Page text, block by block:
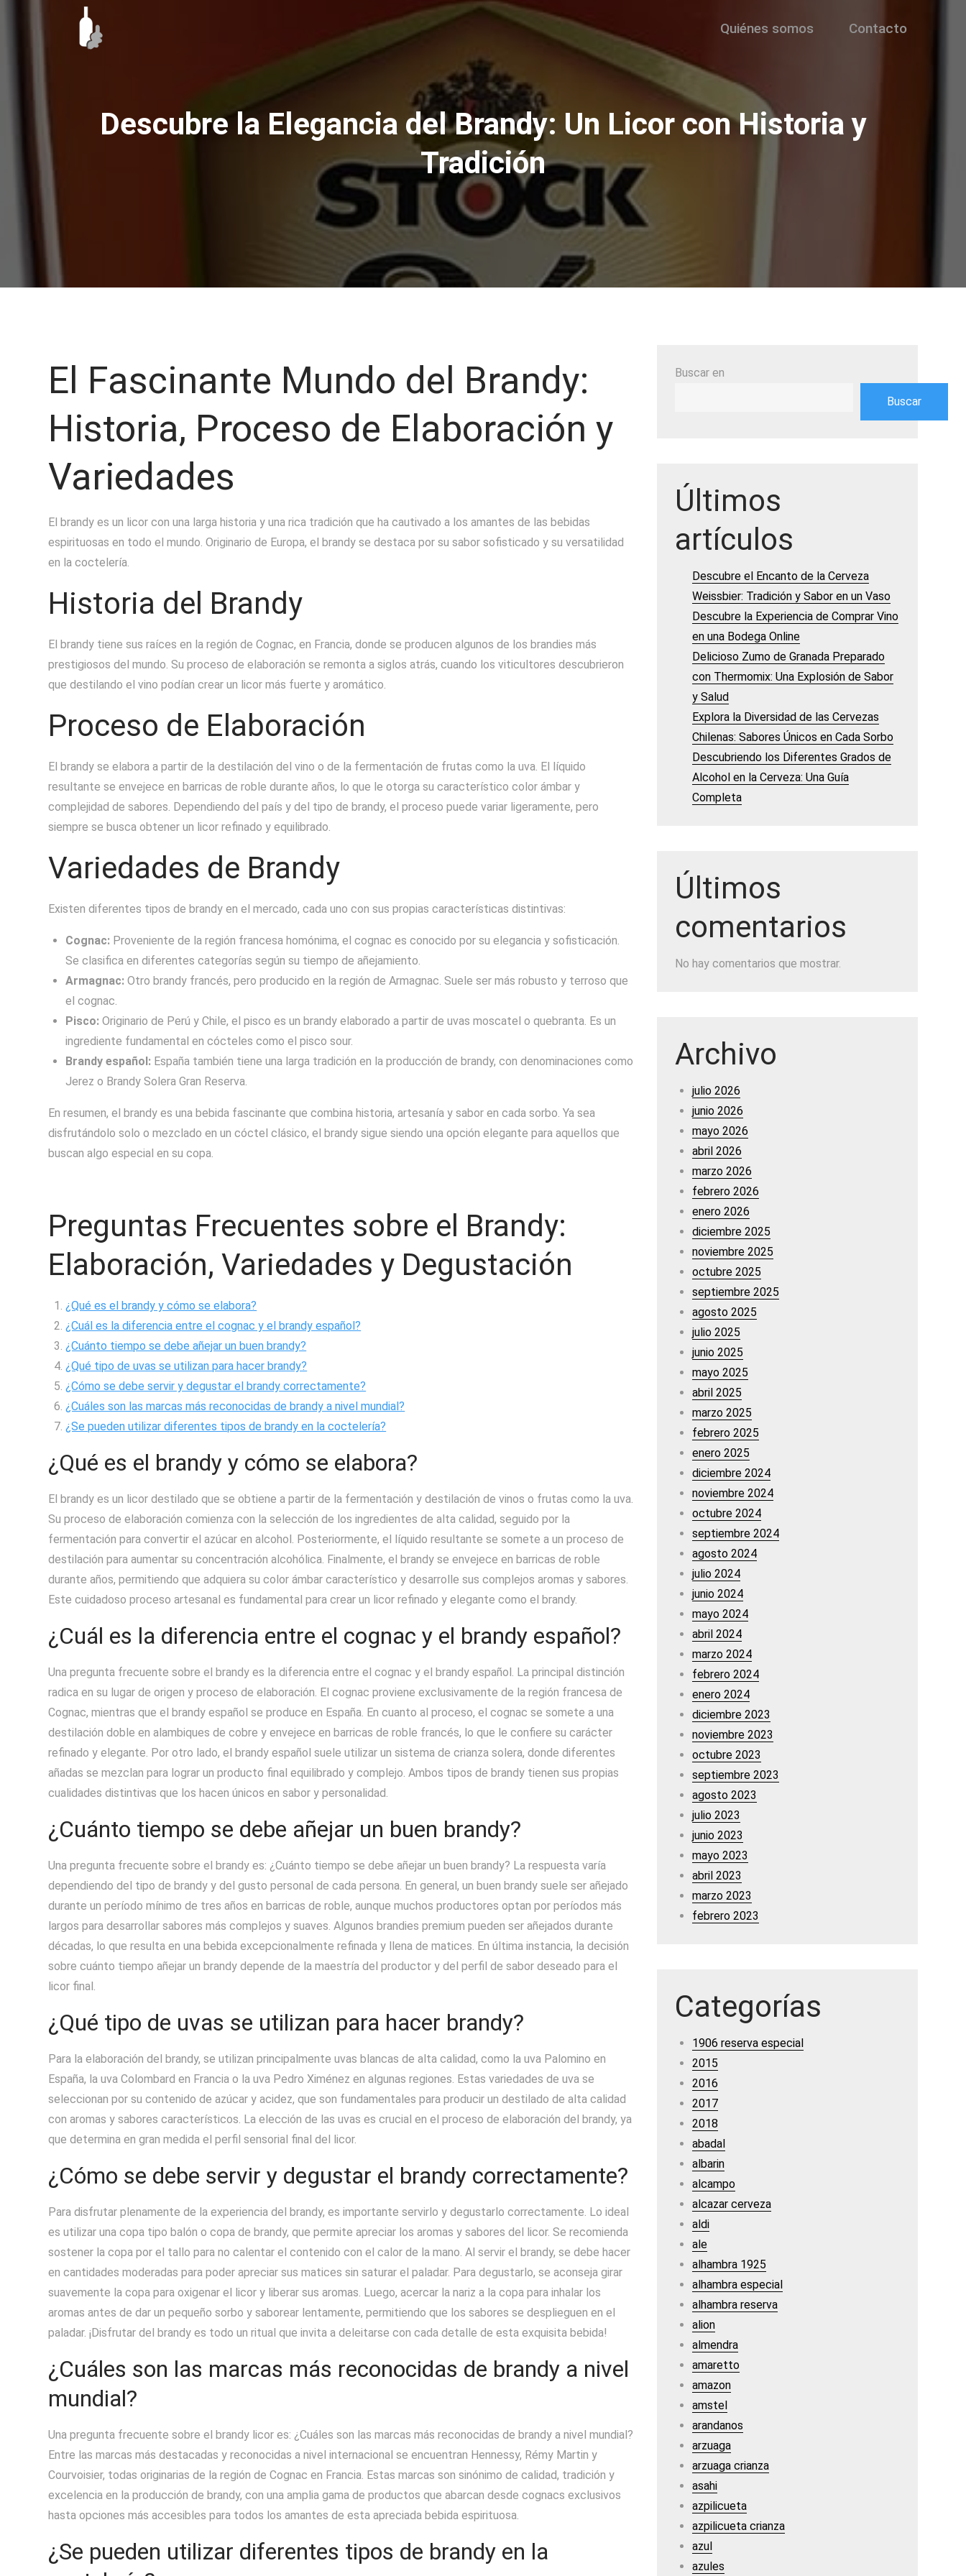
Quiénes somos Contacto
Descubre la Elegancia del Brandy: Un Licor con Historia y
Tradición
El Fascinante Mundo del Brandy:
Historia, Proceso de Elaboración y
Variedades
El brandy es un licor con una larga historia y una rica tradición que ha cautivado a los amantes de las bebidas
espirituosas en todo el mundo. Originario de Europa, el brandy se destaca por su sabor sofisticado y su versatilidad
en la coctelería.
Historia del Brandy
El brandy tiene sus raíces en la región de Cognac, en Francia, donde se producen algunos de los brandies más
prestigiosos del mundo. Su proceso de elaboración se remonta a siglos atrás, cuando los viticultores descubrieron
que destilando el vino podían crear un licor más fuerte y aromático.
Proceso de Elaboración
El brandy se elabora a partir de la destilación del vino o de la fermentación de frutas como la uva. El líquido
resultante se envejece en barricas de roble durante años, lo que le otorga su característico color ámbar y
complejidad de sabores. Dependiendo del país y del tipo de brandy, el proceso puede variar ligeramente, pero
siempre se busca obtener un licor refinado y equilibrado.
Variedades de Brandy
Existen diferentes tipos de brandy en el mercado, cada uno con sus propias características distintivas:
Cognac: Proveniente de la región francesa homónima, el cognac es conocido por su elegancia y sofisticación.
Se clasifica en diferentes categorías según su tiempo de añejamiento.
Armagnac: Otro brandy francés, pero producido en la región de Armagnac. Suele ser más robusto y terroso que
el cognac.
Pisco: Originario de Perú y Chile, el pisco es un brandy elaborado a partir de uvas moscatel o quebranta. Es un
ingrediente fundamental en cócteles como el pisco sour.
Brandy español: España también tiene una larga tradición en la producción de brandy, con denominaciones como
Jerez o Brandy Solera Gran Reserva.
En resumen, el brandy es una bebida fascinante que combina historia, artesanía y sabor en cada sorbo. Ya sea
disfrutándolo solo o mezclado en un cóctel clásico, el brandy sigue siendo una opción elegante para aquellos que
buscan algo especial en su copa.
Preguntas Frecuentes sobre el Brandy:
Elaboración, Variedades y Degustación
¿Qué es el brandy y cómo se elabora?
¿Cuál es la diferencia entre el cognac y el brandy español?
¿Cuánto tiempo se debe añejar un buen brandy?
¿Qué tipo de uvas se utilizan para hacer brandy?
¿Cómo se debe servir y degustar el brandy correctamente?
¿Cuáles son las marcas más reconocidas de brandy a nivel mundial?
¿Se pueden utilizar diferentes tipos de brandy en la coctelería?
¿Qué es el brandy y cómo se elabora?
El brandy es un licor destilado que se obtiene a partir de la fermentación y destilación de vinos o frutas como la uva.
Su proceso de elaboración comienza con la selección de los ingredientes de alta calidad, seguido por la
fermentación para convertir el azúcar en alcohol. Posteriormente, el líquido resultante se somete a un proceso de
destilación para aumentar su concentración alcohólica. Finalmente, el brandy se envejece en barricas de roble
durante años, permitiendo que adquiera su color ámbar característico y desarrolle sus complejos aromas y sabores.
Este cuidadoso proceso artesanal es fundamental para crear un licor refinado y elegante como el brandy.
¿Cuál es la diferencia entre el cognac y el brandy español?
Una pregunta frecuente sobre el brandy es la diferencia entre el cognac y el brandy español. La principal distinción
radica en su lugar de origen y proceso de elaboración. El cognac proviene exclusivamente de la región francesa de
Cognac, mientras que el brandy español se produce en España. En cuanto al proceso, el cognac se somete a una
destilación doble en alambiques de cobre y envejece en barricas de roble francés, lo que le confiere su carácter
refinado y elegante. Por otro lado, el brandy español suele utilizar un sistema de crianza solera, donde diferentes
añadas se mezclan para lograr un producto final equilibrado y complejo. Ambos tipos de brandy tienen sus propias
cualidades distintivas que los hacen únicos en sabor y personalidad.
¿Cuánto tiempo se debe añejar un buen brandy?
Una pregunta frecuente sobre el brandy es: ¿Cuánto tiempo se debe añejar un buen brandy? La respuesta varía
dependiendo del tipo de brandy y del gusto personal de cada persona. En general, un buen brandy suele ser añejado
durante un período mínimo de tres años en barricas de roble, aunque muchos productores optan por períodos más
largos para desarrollar sabores más complejos y suaves. Algunos brandies premium pueden ser añejados durante
décadas, lo que resulta en una bebida excepcionalmente refinada y llena de matices. En última instancia, la decisión
sobre cuánto tiempo añejar un brandy depende de la maestría del productor y del perfil de sabor deseado para el
licor final.
¿Qué tipo de uvas se utilizan para hacer brandy?
Para la elaboración del brandy, se utilizan principalmente uvas blancas de alta calidad, como la uva Palomino en
España, la uva Colombard en Francia o la uva Pedro Ximénez en algunas regiones. Estas variedades de uva se
seleccionan por su contenido de azúcar y acidez, que son fundamentales para producir un destilado de alta calidad
con aromas y sabores característicos. La elección de las uvas es crucial en el proceso de elaboración del brandy, ya
que determina en gran medida el perfil sensorial final del licor.
¿Cómo se debe servir y degustar el brandy correctamente?
Para disfrutar plenamente de la experiencia del brandy, es importante servirlo y degustarlo correctamente. Lo ideal
es utilizar una copa tipo balón o copa de brandy, que permite apreciar los aromas y sabores del licor. Se recomienda
sostener la copa por el tallo para no calentar el contenido con el calor de la mano. Al servir el brandy, se debe hacer
en cantidades moderadas para poder apreciar sus matices sin saturar el paladar. Para degustarlo, se aconseja girar
suavemente la copa para oxigenar el licor y liberar sus aromas. Luego, acercar la nariz a la copa para inhalar los
aromas antes de dar un pequeño sorbo y saborear lentamente, permitiendo que los sabores se desplieguen en el
paladar. ¡Disfrutar del brandy es todo un ritual que invita a deleitarse con cada detalle de esta exquisita bebida!
¿Cuáles son las marcas más reconocidas de brandy a nivel
mundial?
Una pregunta frecuente sobre el brandy licor es: ¿Cuáles son las marcas más reconocidas de brandy a nivel mundial?
Entre las marcas más destacadas y reconocidas a nivel internacional se encuentran Hennessy, Rémy Martin y
Courvoisier, todas originarias de la región de Cognac en Francia. Estas marcas son sinónimo de calidad, tradición y
excelencia en la producción de brandy, con una amplia gama de productos que abarcan desde cognacs exclusivos
hasta opciones más accesibles para todos los amantes de esta apreciada bebida espirituosa.
¿Se pueden utilizar diferentes tipos de brandy en la
Buscar en
Buscar
Últimos
artículos
Descubre el Encanto de la Cerveza
Weissbier: Tradición y Sabor en un Vaso
Descubre la Experiencia de Comprar Vino
en una Bodega Online
Delicioso Zumo de Granada Preparado
con Thermomix: Una Explosión de Sabor
y Salud
Explora la Diversidad de las Cervezas
Chilenas: Sabores Únicos en Cada Sorbo
Descubriendo los Diferentes Grados de
Alcohol en la Cerveza: Una Guía
Completa
Últimos
comentarios
No hay comentarios que mostrar.
Archivo
julio 2026
junio 2026
mayo 2026
abril 2026
marzo 2026
febrero 2026
enero 2026
diciembre 2025
noviembre 2025
octubre 2025
septiembre 2025
agosto 2025
julio 2025
junio 2025
mayo 2025
abril 2025
marzo 2025
febrero 2025
enero 2025
diciembre 2024
noviembre 2024
octubre 2024
septiembre 2024
agosto 2024
julio 2024
junio 2024
mayo 2024
abril 2024
marzo 2024
febrero 2024
enero 2024
diciembre 2023
noviembre 2023
octubre 2023
septiembre 2023
agosto 2023
julio 2023
junio 2023
mayo 2023
abril 2023
marzo 2023
febrero 2023
Categorías
1906 reserva especial
2015
2016
2017
2018
abadal
albarin
alcampo
alcazar cerveza
aldi
ale
alhambra 1925
alhambra especial
alhambra reserva
alion
almendra
amaretto
amazon
amstel
arandanos
arzuaga
arzuaga crianza
asahi
azpilicueta
azpilicueta crianza
azul
azules